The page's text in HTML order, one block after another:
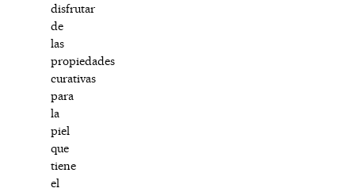
disfrutar
de
las
propiedades
curativas
para
la
piel
que
tiene
el